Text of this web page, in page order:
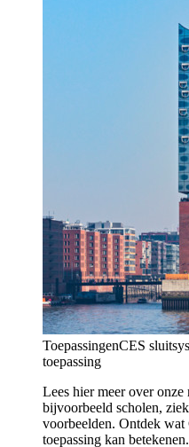
ToepassingenCES
toepassing
Lees hier meer over
bijvoorbeeld scholen,
voorbeelden. Ontdek
toepassing kan betekenen.